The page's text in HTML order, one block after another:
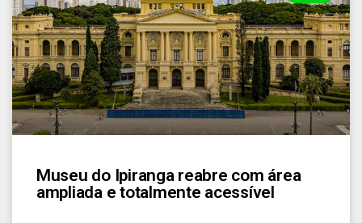
Museu do Ipiranga reabre com área
ampliada e totalmente acessível